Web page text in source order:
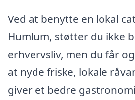
Ved at benytte en lokal
Humlum, støtter du ikke
erhvervsliv, men du får
at nyde friske, lokale
giver et bedre